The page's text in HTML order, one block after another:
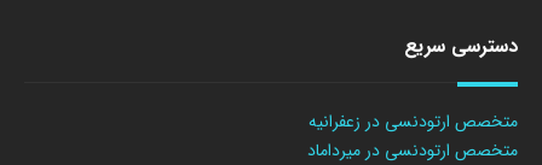
دسترسی سریع
متخصص ارتودنسی در زعفرانیه
متخصص ارتودنسی در میرداماد